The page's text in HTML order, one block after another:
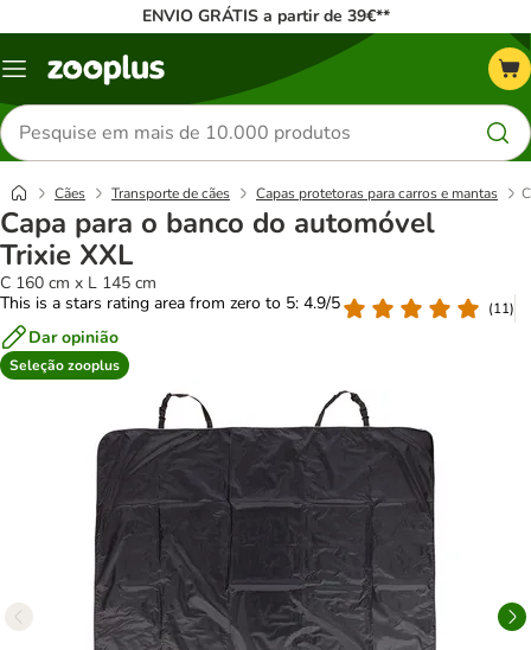
ENVIO GRÁTIS a partir de 39€**
Menu
Pesquisar
produtos
Cães Transporte de cães Capas protetoras para carros e mantas
Capa para o banco do automóvel
Trixie XXL
C 160 cm x L 145 cm
This is a stars rating area from zero to 5: 4.9/5
(11)
Dar opinião
Seleção zooplus